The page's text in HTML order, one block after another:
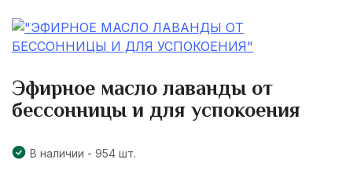
Эфирное масло лаванды от
бессонницы и для успокоения
В наличии - 954 шт.